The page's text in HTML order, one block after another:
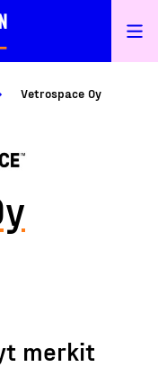
Vetrospace Oy
merkit